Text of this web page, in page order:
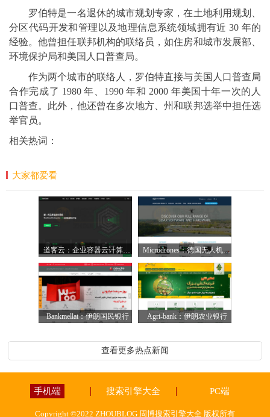
罗伯特是一名退休的城市规划专家，在土地利用规划、
分区代码开发和管理以及地理信息系统领域拥有近 30 年的
经验。他曾担任联邦机构的联络员，如住房和城市发展部、
环境保护局和美国人口普查局。
作为两个城市的联络人，罗伯特直接与美国人口普查局
合作完成了 1980 年、1990 年和 2000 年美国十年一次的人
口普查。此外，他还曾在多次地方、州和联邦选举中担任选
举官员。
相关热词：
大家都爱看
道客云：企业容器云计算平台【中国】 Microdrones：德国无人机研发公司
Bankmellat：伊朗国民银行 Agri-bank：伊朗农业银行
查看更多热点新闻
手机端 搜索引擎大全 PC端
Copyright ©2022 ZHOUBLOG 周博搜索引擎大全 版权所有